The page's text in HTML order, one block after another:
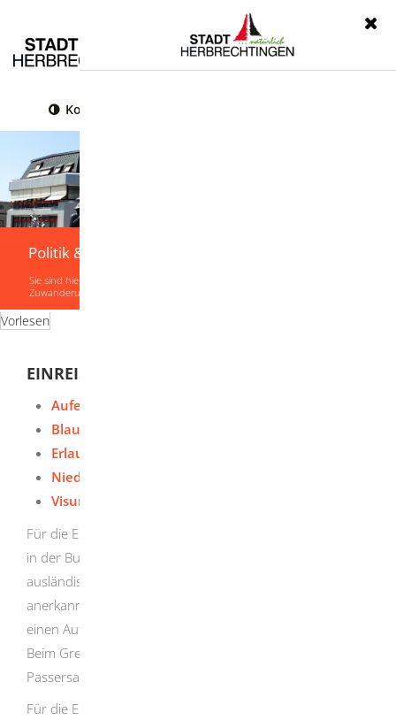
Kontrast
Politik & Verwaltung
Sie sind hier:
Zuwanderung
Vorlesen
EINREISE UND AUFENTHALTSTITEL
Aufenthaltserlaubnis
Blaue Karte EU ("Blue Card EU")
Erlaubnis zum Daueraufenthalt-EU
Niederlassungserlaubnis
Visum
Für die Einreise in das Bundesgebiet und den Aufenthalt
in der Bundesrepublik Deutschland benötigen Sie als
ausländischer Staatsangehöriger in der Regel einen
anerkannten und gültigen Pass oder Passersatz sowie
einen Aufenthaltstitel.
Beim Grenzübertritt müssen Sie Ihren Pass oder
Passersatz immer bei sich haben.
Für die Einreise in das Bundesgebiet brauchen Sie in der